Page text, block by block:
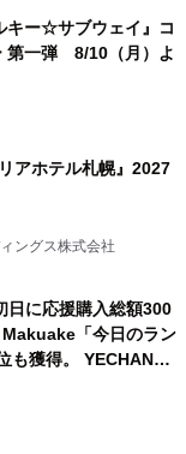
キー☆サブウェイ』コ
第一弾 8/10（月）よ
アホテル札幌』2027
ングス株式会社
日に応援購入総額300
「今日のラン
も獲得。 YECHAN音
ル第2弾の大型サイ
）を先行販売中